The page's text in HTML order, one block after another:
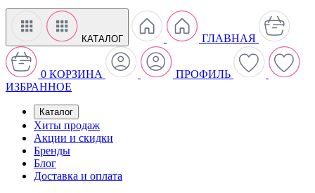
КАТАЛОГ ГЛАВНАЯ
0 КОРЗИНА
ПРОФИЛЬ
ИЗБРАННОЕ
Каталог
Хиты продаж
Акции и скидки
Бренды
Блог
Доставка и оплата